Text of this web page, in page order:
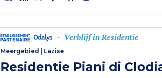
- Verblijf in Residentie
Meergebied Lazise
Residentie Piani di